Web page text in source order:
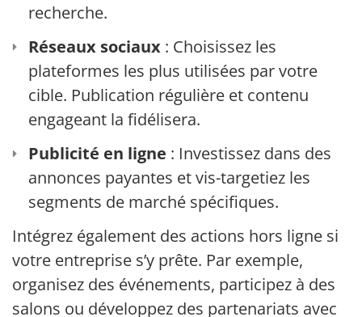
recherche.
Réseaux sociaux : Choisissez les
plateformes les plus utilisées par votre
cible. Publication régulière et contenu
engageant la fidélisera.
Publicité en ligne : Investissez dans des
annonces payantes et vis-targetiez les
segments de marché spécifiques.
Intégrez également des actions hors ligne si
votre entreprise s’y prête. Par exemple,
organisez des événements, participez à des
salons ou développez des partenariats avec